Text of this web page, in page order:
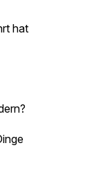
hat